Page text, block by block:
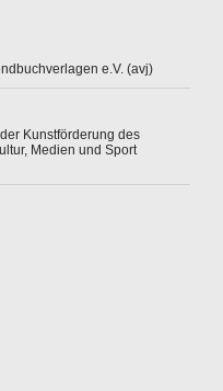
e.V. (avj)
Kunstförderung des
Medien und Sport